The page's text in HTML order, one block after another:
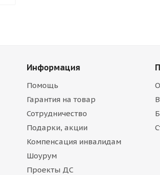
Информация
Помощь
Гарантия на товар
Сотрудничество
Подарки, акции
Компенсация инвалидам
Шоурум
Проекты ДС